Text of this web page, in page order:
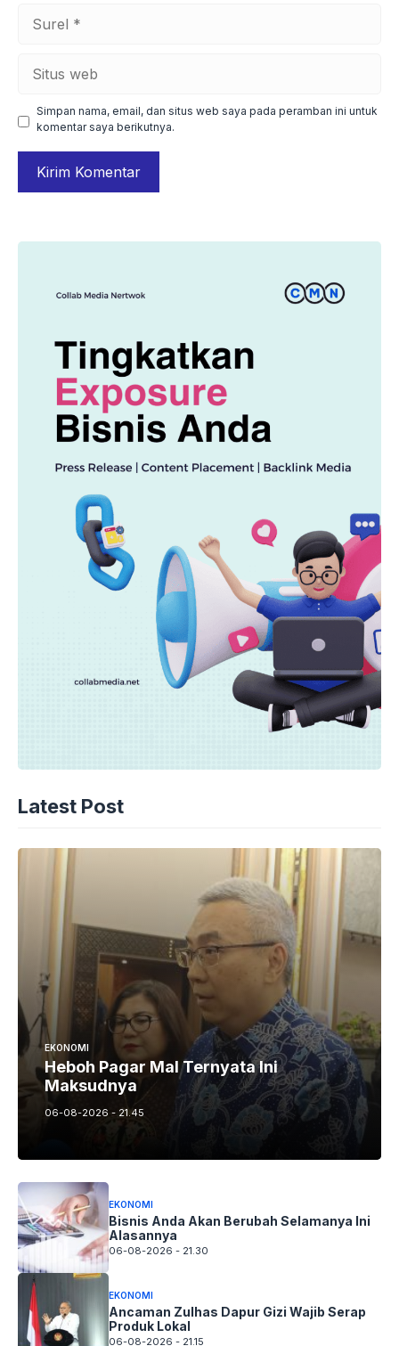
web
Simpan nama, email, dan situs web saya pada peramban ini untuk
komentar saya berikutnya.
Latest Post
EKONOMI
Heboh Pagar Mal Ternyata Ini
Maksudnya
06-08-2026 - 21.45
EKONOMI
Bisnis Anda Akan Berubah Selamanya Ini
Alasannya
06-08-2026 - 21.30
EKONOMI
Ancaman Zulhas Dapur Gizi Wajib Serap
Produk Lokal
06-08-2026 - 21.15